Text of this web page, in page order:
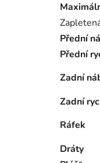
Přední
Přední
Zadní
Zadní
Ráfek
Dráty